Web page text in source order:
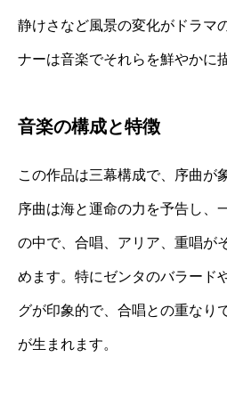
静けさなど風景の変化がドラマ
ナーは音楽でそれらを鮮やかに
音楽の構成と特徴
この作品は三幕構成で、序曲が
序曲は海と運命の力を予告し、
の中で、合唱、アリア、重唱が
めます。特にゼンタのバラード
グが印象的で、合唱との重なり
が生まれます。